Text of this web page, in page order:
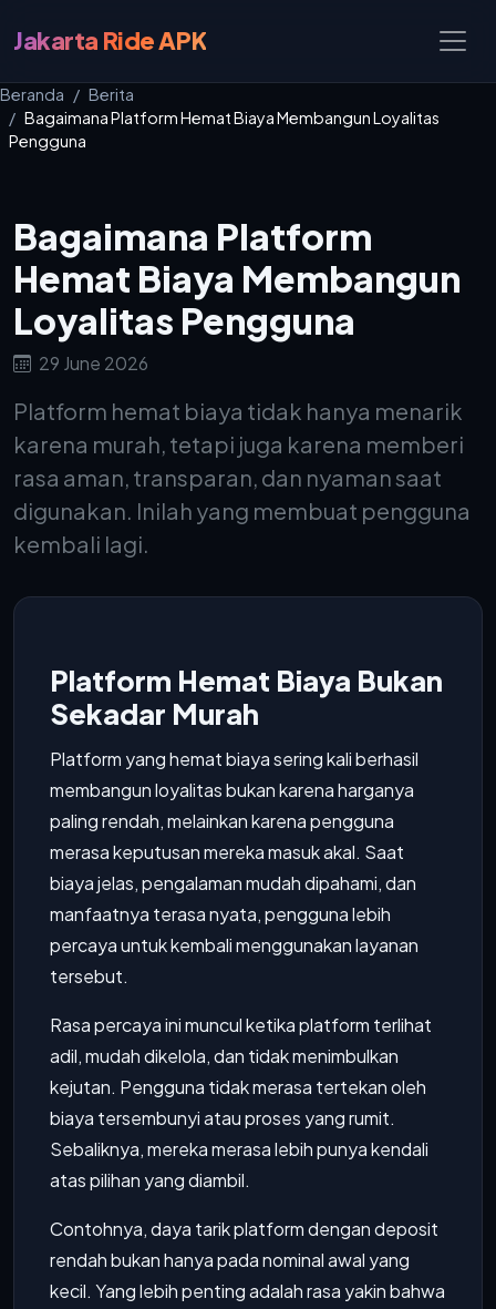
Jakarta Ride APK
Beranda
Berita
Bagaimana Platform Hemat Biaya Membangun Loyalitas
Pengguna
Bagaimana Platform
Hemat Biaya Membangun
Loyalitas Pengguna
29 June 2026
Platform hemat biaya tidak hanya menarik
karena murah, tetapi juga karena memberi
rasa aman, transparan, dan nyaman saat
digunakan. Inilah yang membuat pengguna
kembali lagi.
Platform Hemat Biaya Bukan
Sekadar Murah
Platform yang hemat biaya sering kali berhasil
membangun loyalitas bukan karena harganya
paling rendah, melainkan karena pengguna
merasa keputusan mereka masuk akal. Saat
biaya jelas, pengalaman mudah dipahami, dan
manfaatnya terasa nyata, pengguna lebih
percaya untuk kembali menggunakan layanan
tersebut.
Rasa percaya ini muncul ketika platform terlihat
adil, mudah dikelola, dan tidak menimbulkan
kejutan. Pengguna tidak merasa tertekan oleh
biaya tersembunyi atau proses yang rumit.
Sebaliknya, mereka merasa lebih punya kendali
atas pilihan yang diambil.
Contohnya, daya tarik platform dengan deposit
rendah bukan hanya pada nominal awal yang
kecil. Yang lebih penting adalah rasa yakin bahwa